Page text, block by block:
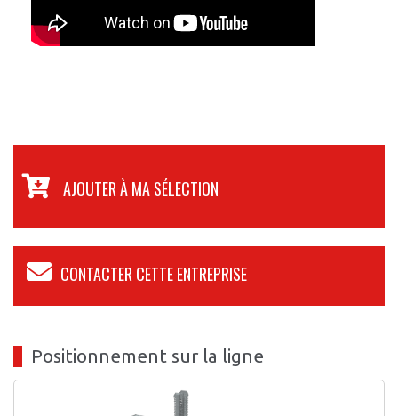
AJOUTER À MA SÉLECTION
CONTACTER CETTE ENTREPRISE
Positionnement sur la ligne